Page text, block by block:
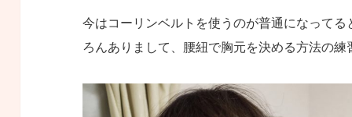
今はコーリンベルトを使うのが普通になって
ろんありまして、腰紐で胸元を決める方法の練